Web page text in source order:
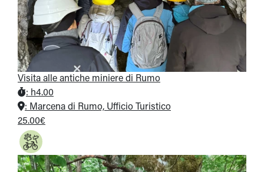
Visita alle antiche miniere di Rumo
: h4.00
: Marcena di Rumo, Ufficio Turistico
25.00€